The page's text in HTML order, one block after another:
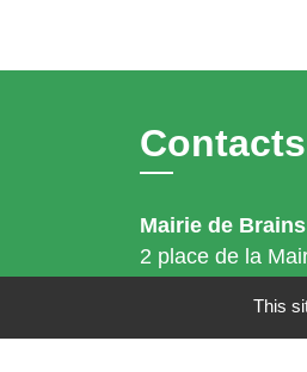
Contacts
Mairie de Brains
2 place de la
+33 2 40 65 51
This